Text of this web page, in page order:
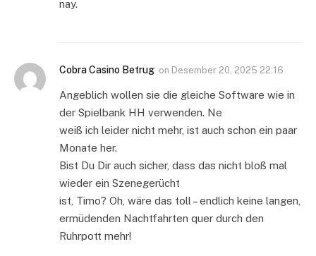
nay.
Cobra Casino Betrug on Desember 20, 2025 22:16
Angeblich wollen sie die gleiche Software wie in
der Spielbank HH verwenden. Ne
weiß ich leider nicht mehr, ist auch schon ein paar
Monate her.
Bist Du Dir auch sicher, dass das nicht bloß mal
wieder ein Szenegerücht
ist, Timo? Oh, wäre das toll – endlich keine langen,
ermüdenden Nachtfahrten quer durch den
Ruhrpott mehr!